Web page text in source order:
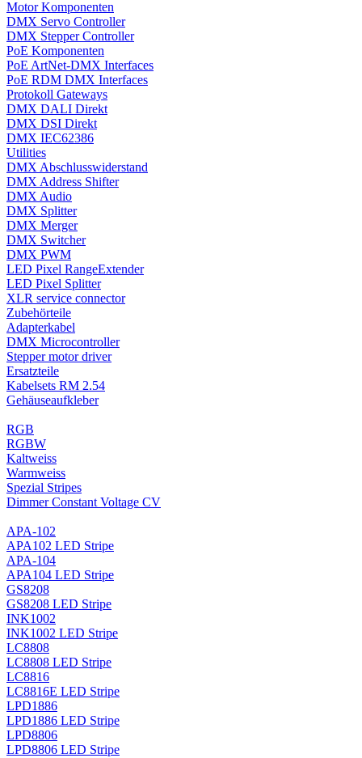
Motor Komponenten
DMX Servo Controller
DMX Stepper Controller
PoE Komponenten
PoE ArtNet-DMX Interfaces
PoE RDM DMX Interfaces
Protokoll Gateways
DMX DALI Direkt
DMX DSI Direkt
DMX IEC62386
Utilities
DMX Abschlusswiderstand
DMX Address Shifter
DMX Audio
DMX Splitter
DMX Merger
DMX Switcher
DMX PWM
LED Pixel RangeExtender
LED Pixel Splitter
XLR service connector
Zubehörteile
Adapterkabel
DMX Microcontroller
Stepper motor driver
Ersatzteile
Kabelsets RM 2.54
Gehäuseaufkleber
RGB
RGBW
Kaltweiss
Warmweiss
Spezial Stripes
Dimmer Constant Voltage CV
APA-102
APA102 LED Stripe
APA-104
APA104 LED Stripe
GS8208
GS8208 LED Stripe
INK1002
INK1002 LED Stripe
LC8808
LC8808 LED Stripe
LC8816
LC8816E LED Stripe
LPD1886
LPD1886 LED Stripe
LPD8806
LPD8806 LED Stripe